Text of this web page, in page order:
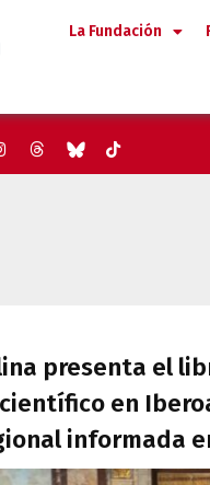
La Fundación
presenta el
en
informada